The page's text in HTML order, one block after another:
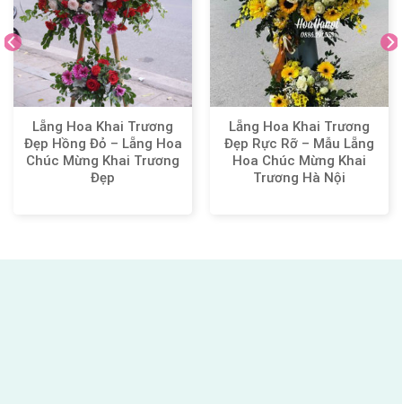
Lẵng Hoa Khai Trương
Đẹp Hồng Đỏ – Lẵng Hoa
Chúc Mừng Khai Trương
Đẹp
Lẵng Hoa Khai Trương
Đẹp Rực Rỡ – Mẫu Lẵng
Hoa Chúc Mừng Khai
Trương Hà Nội